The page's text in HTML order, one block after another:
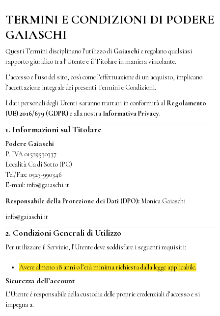
TERMINI E CONDIZIONI DI PODERE
GAIASCHI
Questi Termini disciplinano l’utilizzo di Gaiaschi e regolano qualsiasi
rapporto giuridico tra l’Utente e il Titolare in maniera vincolante.
L’accesso e l’uso del sito, così come l’effettuazione di un acquisto, implicano
l’accettazione integrale dei presenti Termini e Condizioni.
I dati personali degli Utenti saranno trattati in conformità al Regolamento
(UE) 2016/679 (GDPR)e alla nostra Informativa Privacy.
1. Informazioni sul Titolare
Podere Gaiaschi
P. IVA 01529530337
Località Ca di Sotto (PC)
Tel/Fax: 0523-990346
E-mail: info@gaiaschi.it
Responsabile della Protezione dei Dati (DPO):Monica Gaiaschi
info@gaiaschi.it
2. Condizioni Generali di Utilizzo
Per utilizzare il Servizio, l’Utente deve soddisfare i seguenti requisiti:
Avere almeno 18 anni o l’età minima richiesta dalla legge applicabile.
Sicurezza dell’account
L’Utente è responsabile della custodia delle proprie credenziali d’accesso e si
impegna a: